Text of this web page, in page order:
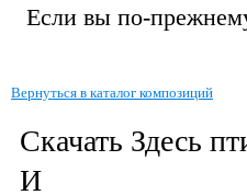
Если вы по-
Вернуться в каталог композиций
Скачать Здесь
И